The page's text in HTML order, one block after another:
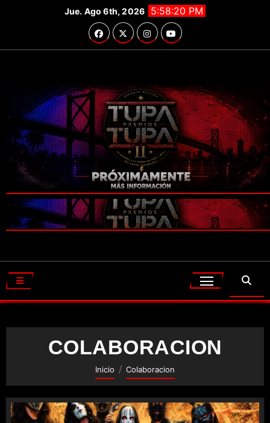
Jue. Ago 6th, 2026 5:58:20 PM
COLABORACION
Inicio Colaboracion